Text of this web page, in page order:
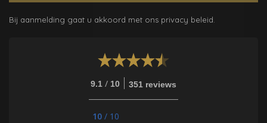
Bij aanmelding gaat u akkoord met ons privacy beleid.
9.1 / 10 351 reviews
10 / 10